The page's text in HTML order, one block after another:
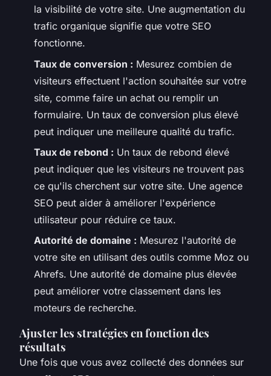
la visibilité de votre site. Une augmentation du
trafic organique signifie que votre SEO
fonctionne.
Taux de conversion : Mesurez combien de
visiteurs effectuent l'action souhaitée sur votre
site, comme faire un achat ou remplir un
formulaire. Un taux de conversion plus élevé
peut indiquer une meilleure qualité du trafic.
Taux de rebond : Un taux de rebond élevé
peut indiquer que les visiteurs ne trouvent pas
ce qu'ils cherchent sur votre site. Une agence
SEO peut aider à améliorer l'expérience
utilisateur pour réduire ce taux.
Autorité de domaine : Mesurez l'autorité de
votre site en utilisant des outils comme Moz ou
Ahrefs. Une autorité de domaine plus élevée
peut améliorer votre classement dans les
moteurs de recherche.
Ajuster les stratégies en fonction des
résultats
Une fois que vous avez collecté des données sur